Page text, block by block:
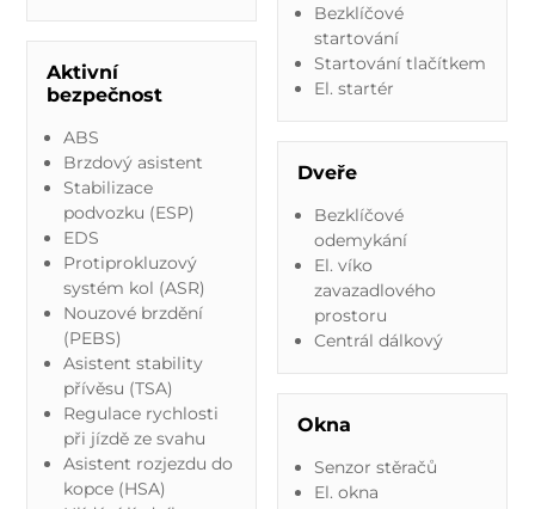
Aktivní
bezpečnost
ABS
Brzdový asistent
Stabilizace
podvozku (ESP)
EDS
Protiprokluzový
systém kol (ASR)
Nouzové brzdění
(PEBS)
Asistent stability
přívěsu (TSA)
Regulace rychlosti
při jízdě ze svahu
Asistent rozjezdu do
kopce (HSA)
Bezklíčové
startování
Startování tlačítkem
El. startér
Dveře
Bezklíčové
odemykání
El. víko
zavazadlového
prostoru
Centrál dálkový
Okna
Senzor stěračů
El. okna